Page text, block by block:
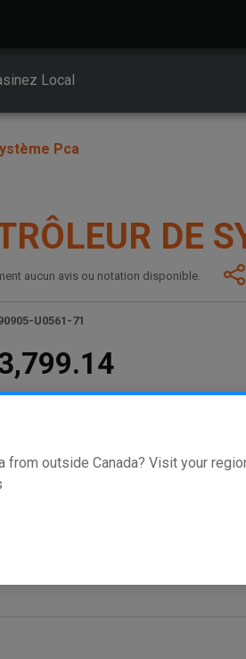
outside Canada? Visit your
Local
Pca
DE
aucun avis ou notation disponible.
U0561-71
s’adaptera-t-elle à votre
le lendemain n’est pas disponible.